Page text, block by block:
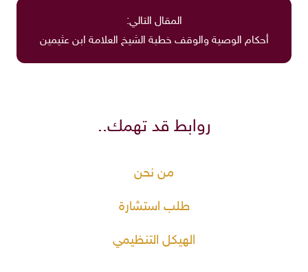
المقال التالي:
أحكام الوصية والوقف خطبة الشيخ العلامة ابن عثيمين
روابط قد تهمك..
من نحن
طلب استشارة
الهيكل التنظيمي